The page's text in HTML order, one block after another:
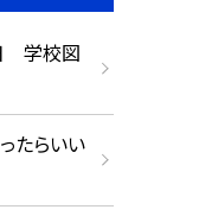
学校図
たらいい